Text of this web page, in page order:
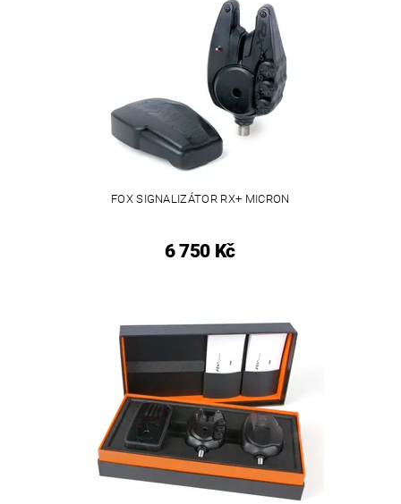
FOX SIGNALIZÁTOR RX+ MICRON
6 750 Kč